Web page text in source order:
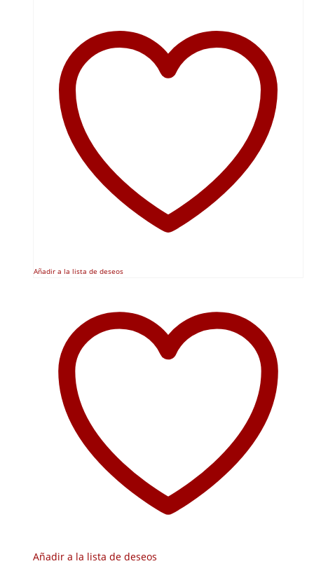
Añadir a la lista de deseos
Añadir a la lista de deseos